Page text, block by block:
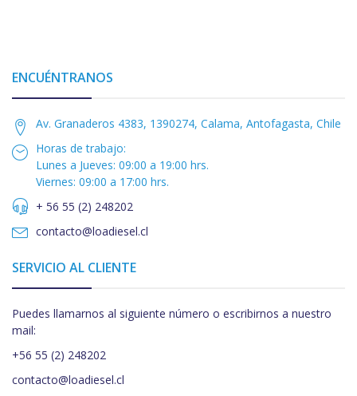
ENCUÉNTRANOS
Av. Granaderos 4383, 1390274, Calama, Antofagasta, Chile
Horas de trabajo:
Lunes a Jueves: 09:00 a 19:00 hrs.
Viernes: 09:00 a 17:00 hrs.
+ 56 55 (2) 248202
contacto@loadiesel.cl
SERVICIO AL CLIENTE
Puedes llamarnos al siguiente número o escribirnos a nuestro
mail:
+56 55 (2) 248202
contacto@loadiesel.cl